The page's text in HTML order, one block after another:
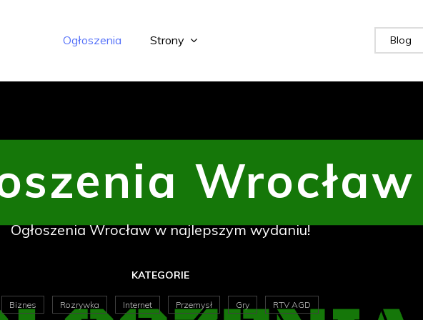
Ogłoszenia Strony Blog
Wrocław
Ogłoszenia Wrocław w najlepszym wydaniu!
KATEGORIE
Biznes Rozrywka Internet Przemysł Gry RTV AGD